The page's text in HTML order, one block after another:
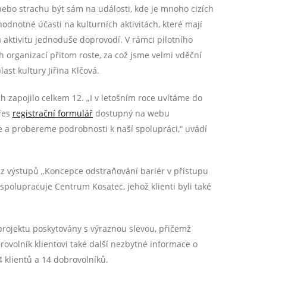
strachu být sám na události, kde je mnoho cizích
účasti na kulturních aktivitách, které mají
jednoduše doprovodí. V rámci pilotního
přitom roste, za což jsme velmi vděční
kultury Jiřina Klčová.
zapojilo celkem 12. „I v letošním roce uvítáme do
registrační formulář dostupný na webu
probereme podrobnosti k naší spolupráci,“ uvádí
výstupů „Koncepce odstraňování bariér v přístupu
Centrum Kosatec, jehož klienti byli také
poskytovány s výraznou slevou, přičemž
klientovi také další nezbytné informace o
klientů a 14 dobrovolníků.